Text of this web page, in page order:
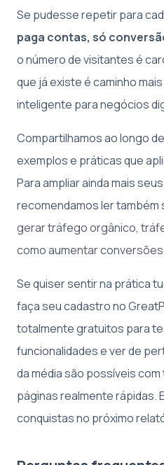
Se pudesse repetir para
paga contas, só
o número de visitantes é
que já existe é caminho
inteligente para negócios
Compartilhamos ao longo
exemplos e práticas que
Para ampliar ainda mais
recomendamos ler também
gerar tráfego orgânico,
como aumentar
Se quiser sentir na prática
faça seu cadastro no
totalmente gratuitos para
funcionalidades e ver de
da média são possíveis
páginas realmente rápidas.
conquistas no próximo